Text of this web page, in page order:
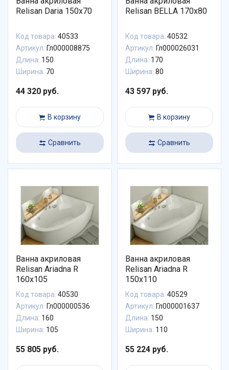
Relisan Daria 150x70
Код товара: 40533
Артикул: Гл000008875
Длина: 150
Ширина: 70
44 320 руб.
В корзину
Сравнить
Relisan BELLA 170х80
Код товара: 40532
Артикул: Гл000026031
Длина: 170
Ширина: 80
43 597 руб.
В корзину
Сравнить
Ванна акриловая
Relisan Ariadna R
160x105
Код товара: 40530
Артикул: Гл000000536
Длина: 160
Ширина: 105
55 805 руб.
Ванна акриловая
Relisan Ariadna R
150x110
Код товара: 40529
Артикул: Гл000001637
Длина: 150
Ширина: 110
55 224 руб.